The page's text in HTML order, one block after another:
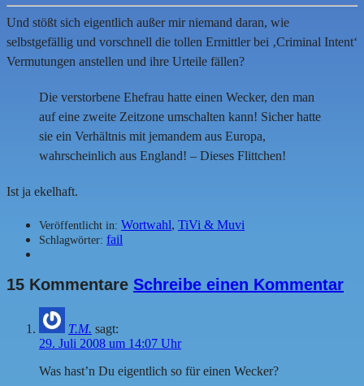
Und stößt sich eigentlich außer mir niemand daran, wie
selbstgefällig und vorschnell die tollen Ermittler bei ‚Criminal Intent‘
Vermutungen anstellen und ihre Urteile fällen?
Die verstorbene Ehefrau hatte einen Wecker, den man
auf eine zweite Zeitzone umschalten kann! Sicher hatte
sie ein Verhältnis mit jemandem aus Europa,
wahrscheinlich aus England! – Dieses Flittchen!
Ist ja ekelhaft.
Veröffentlicht in: Wortwahl, TiVi & Muvi
Schlagwörter: fail
15 Kommentare Schreibe einen Kommentar
T.M. sagt:
29. Juli 2008 um 14:07 Uhr
Was hast’n Du eigentlich so für einen Wecker?